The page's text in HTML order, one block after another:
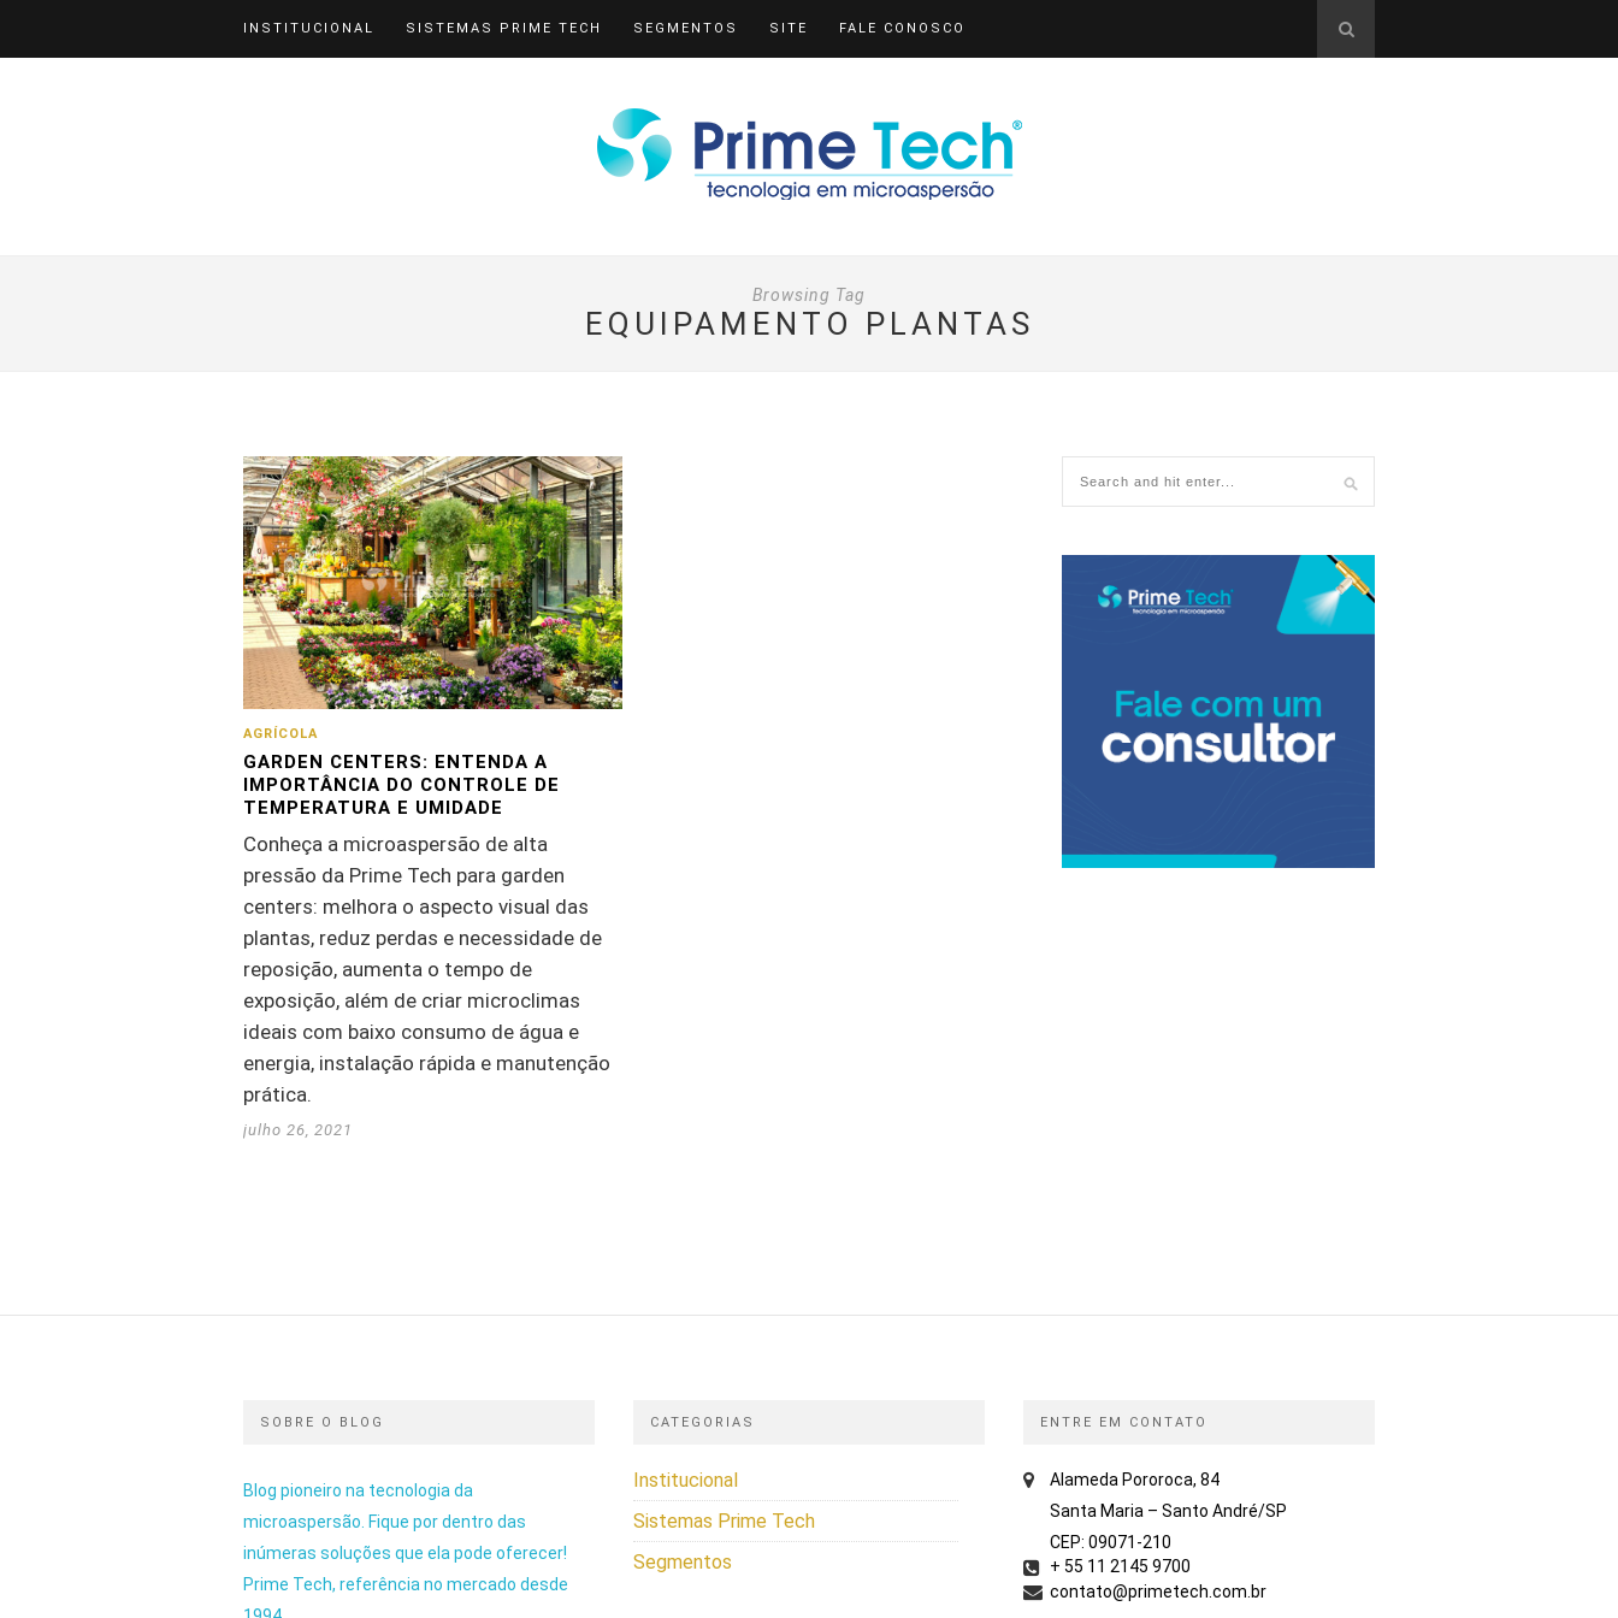
INSTITUCIONAL SISTEMAS PRIME TECH SEGMENTOS SITE FALE CONOSCO
Browsing Tag
EQUIPAMENTO PLANTAS
AGRÍCOLA
GARDEN CENTERS: ENTENDA A
IMPORTÂNCIA DO CONTROLE DE
TEMPERATURA E UMIDADE
Conheça a microaspersão de alta
pressão da Prime Tech para garden
centers: melhora o aspecto visual das
plantas, reduz perdas e necessidade de
reposição, aumenta o tempo de
exposição, além de criar microclimas
ideais com baixo consumo de água e
energia, instalação rápida e manutenção
prática.
julho 26, 2021
SOBRE O BLOG
Blog pioneiro na tecnologia da
microaspersão. Fique por dentro das
inúmeras soluções que ela pode oferecer!
Prime Tech, referência no mercado desde
CATEGORIAS
Institucional
Sistemas Prime Tech
Segmentos
ENTRE EM CONTATO
Alameda Pororoca, 84
Santa Maria – Santo André/SP
CEP: 09071-210
+ 55 11 2145 9700
contato@primetech.com.br